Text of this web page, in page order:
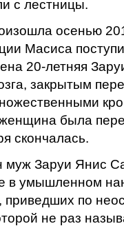
с лестницы.
осенью
Масиса
20-летняя
закрытым
была
скончалась.
муж Заруи Янис
в умышленном
по
не раз